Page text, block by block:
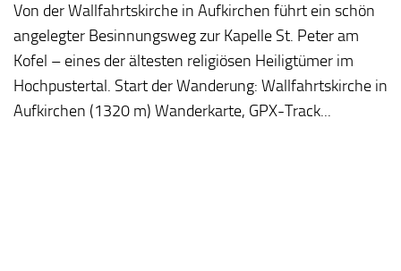
Von der Wallfahrtskirche in Aufkirchen führt ein schön
angelegter Besinnungsweg zur Kapelle St. Peter am
Kofel – eines der ältesten religiösen Heiligtümer im
Hochpustertal. Start der Wanderung: Wallfahrtskirche in
Aufkirchen (1320 m) Wanderkarte, GPX-Track...